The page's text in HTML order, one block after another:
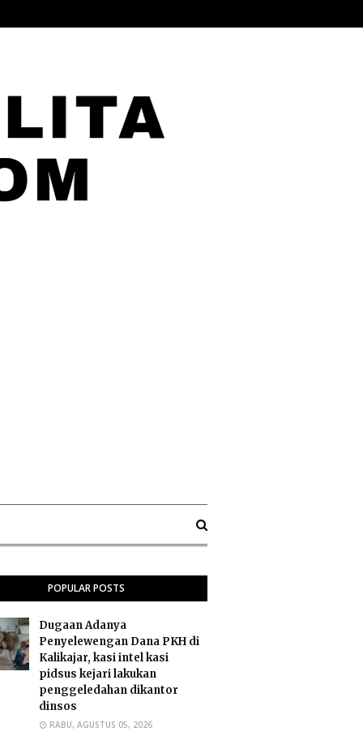
POPULAR POSTS
Dugaan Adanya
Penyelewengan Dana PKH di
Kalikajar, kasi intel kasi
pidsus kejari lakukan
penggeledahan dikantor
dinsos
RABU, AGUSTUS 05, 2026